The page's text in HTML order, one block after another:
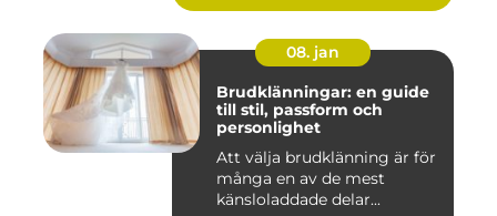
08. jan
Brudklänningar: en guide
till stil, passform och
personlighet
Att välja brudklänning är för
många en av de mest
känsloladdade delar...